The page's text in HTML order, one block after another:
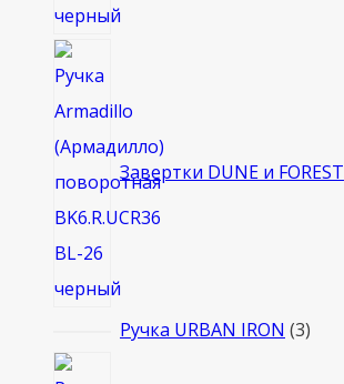
Завертки DUNE и FOREST
Ручка URBAN IRON 33